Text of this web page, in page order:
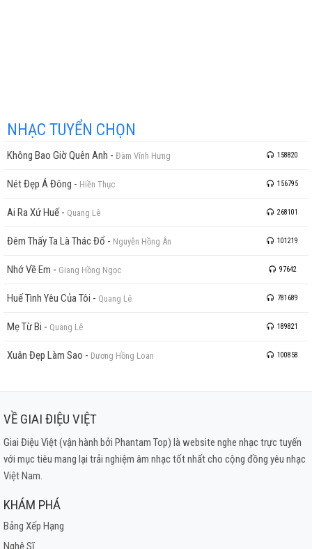
NHẠC TUYỂN CHỌN
Không Bao Giờ Quên Anh - Đàm Vĩnh Hưng 158820
Nét Đẹp Á Đông - Hiền Thục 156795
Ai Ra Xứ Huế- Quang Lê 268101
Đêm Thấy Ta Là Thác Đổ - Nguyễn Hồng Ân 101219
Nhớ Về Em - Giang Hồng Ngọc 97642
Huế Tình Yêu Của Tôi - Quang Lê 781689
Mẹ Từ Bi - Quang Lê 189821
Xuân Đẹp Làm Sao - Dương Hồng Loan 100858
VỀ GIAI ĐIỆU VIỆT
Giai Điệu Việt (vận hành bởi Phantam Top) là website nghe nhạc trực tuyến
với mục tiêu mang lại trải nghiệm âm nhạc tốt nhất cho cộng đồng yêu nhạc
Việt Nam.
KHÁM PHÁ
Bảng Xếp Hạng
Nghệ Sĩ